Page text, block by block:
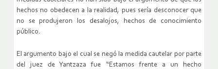
hechos no obedecen a la realidad, pues sería desconocer que
no se produjeron los desalojos, hechos de conocimiento
público.
El argumento bajo el cual se negó la medida cautelar por parte
del juez de Yantzaza fue “Estamos frente a un hecho